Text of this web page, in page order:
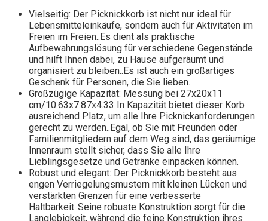
Vielseitig: Der Picknickkorb ist nicht nur ideal für
Lebensmitteleinkäufe, sondern auch für Aktivitäten im
Freien im Freien..Es dient als praktische
Aufbewahrungslösung für verschiedene Gegenstände
und hilft Ihnen dabei, zu Hause aufgeräumt und
organisiert zu bleiben..Es ist auch ein großartiges
Geschenk für Personen, die Sie lieben.
Großzügige Kapazität: Messung bei 27x20x11
cm/10.63x7.87x4.33 In Kapazität bietet dieser Korb
ausreichend Platz, um alle Ihre Picknickanforderungen
gerecht zu werden..Egal, ob Sie mit Freunden oder
Familienmitgliedern auf dem Weg sind, das geräumige
Innenraum stellt sicher, dass Sie alle Ihre
Lieblingsgesetze und Getränke einpacken können.
Robust und elegant: Der Picknickkorb besteht aus
engen Verriegelungsmustern mit kleinen Lücken und
verstärkten Grenzen für eine verbesserte
Haltbarkeit..Seine robuste Konstruktion sorgt für die
Langlebigkeit, während die feine Konstruktion ihres